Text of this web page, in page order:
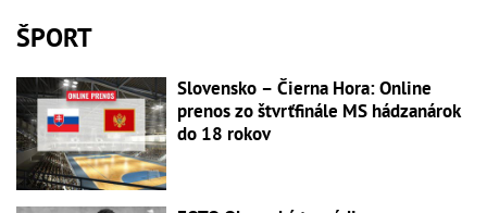
ŠPORT
Slovensko – Čierna Hora: Online
prenos zo štvrťfinále MS hádzanárok
do 18 rokov